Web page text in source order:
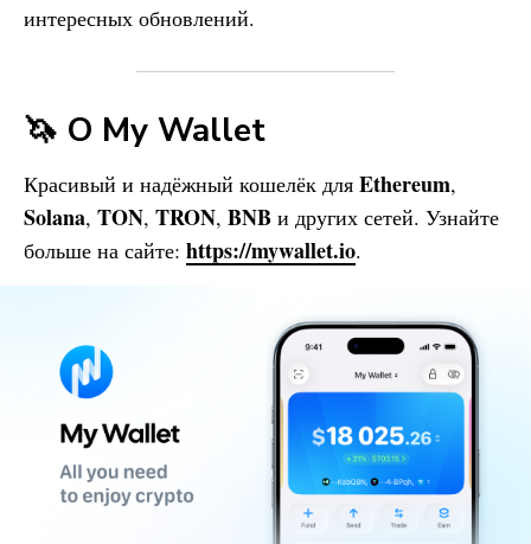
интересных обновлений.
🦄 О My Wallet
Красивый и надёжный кошелёк для Ethereum,
Solana, TON, TRON, BNB и других сетей. Узнайте
больше на сайте: https://mywallet.io.